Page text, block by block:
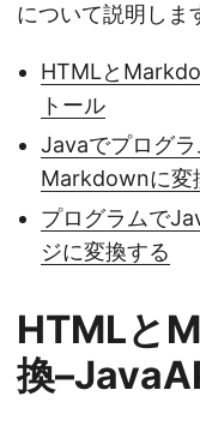
について説明しま
HTMLと
トール
Javaでプログ
Markdownに変
プログラムで
ジに変換する
HTMLと
換